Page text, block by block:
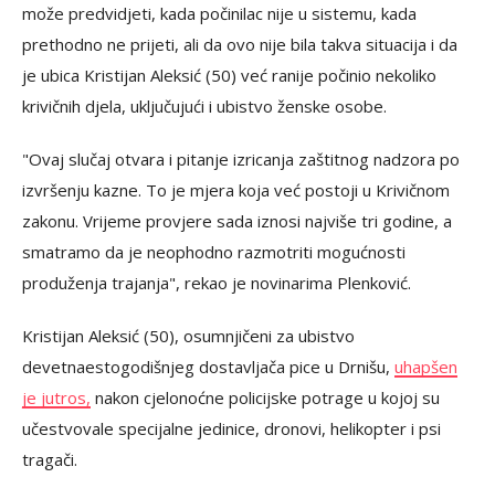
može predvidjeti, kada počinilac nije u sistemu, kada
prethodno ne prijeti, ali da ovo nije bila takva situacija i da
je ubica Kristijan Aleksić (50) već ranije počinio nekoliko
krivičnih djela, uključujući i ubistvo ženske osobe.
"Ovaj slučaj otvara i pitanje izricanja zaštitnog nadzora po
izvršenju kazne. To je mjera koja već postoji u Krivičnom
zakonu. Vrijeme provjere sada iznosi najviše tri godine, a
smatramo da je neophodno razmotriti mogućnosti
produženja trajanja", rekao je novinarima Plenković.
Kristijan Aleksić (50), osumnjičeni za ubistvo
devetnaestogodišnjeg dostavljača pice u Drnišu, uhapšen
je jutros, nakon cjelonoćne policijske potrage u kojoj su
učestvovale specijalne jedinice, dronovi, helikopter i psi
tragači.